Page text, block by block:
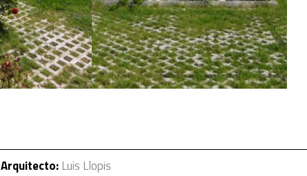
Arquitecto:Luis Llopis